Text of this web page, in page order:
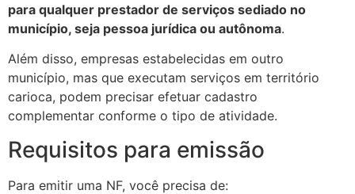
para qualquer prestador de serviços sediado no
município, seja pessoa jurídica ou autônoma.
Além disso, empresas estabelecidas em outro
município, mas que executam serviços em território
carioca, podem precisar efetuar cadastro
complementar conforme o tipo de atividade.
Requisitos para emissão
Para emitir uma NF, você precisa de: